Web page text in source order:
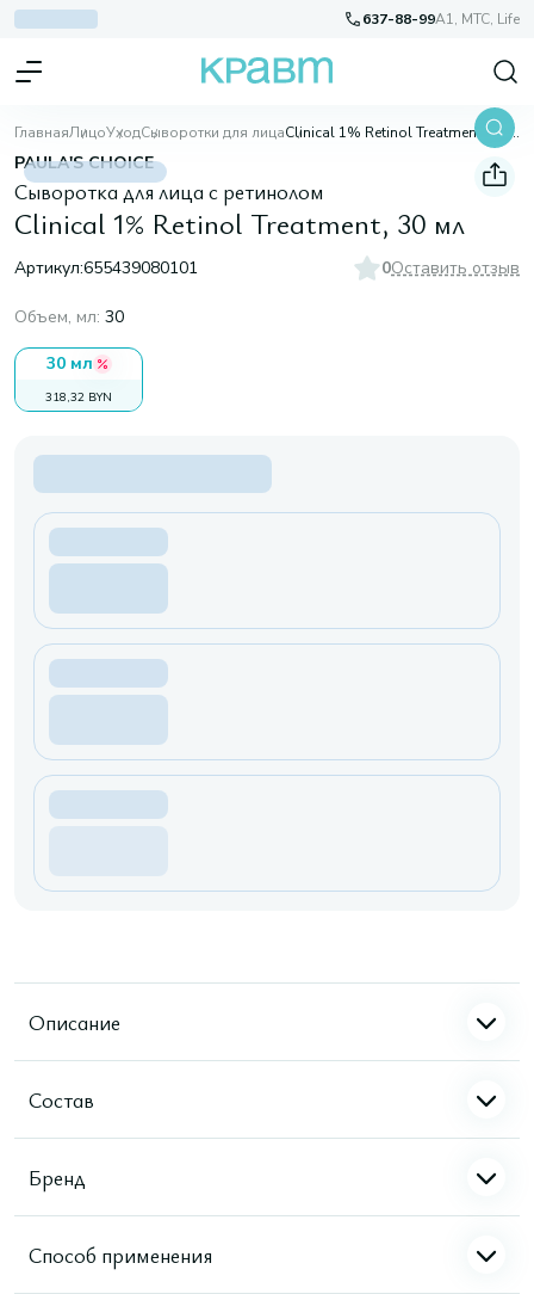
637-88-99A1, МТС, Life
ГлавнаяЛицоУходСыворотки для лица Clinical 1% Retinol Treatment, 30 мл
PAULA'S CHOICE
Сыворотка для лица с ретинолом
Clinical 1% Retinol Treatment, 30 мл
Артикул:655439080101 0Оставить отзыв
Объем, мл: 30
30 мл
318,32 BYN
Описание
Состав
Бренд
Способ применения